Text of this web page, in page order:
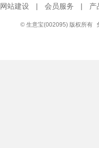
网站建设 | 会员服务 | 产
© 生意宝(002095) 版权所有